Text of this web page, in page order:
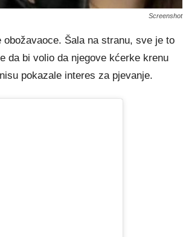
Screenshot
Šala na stranu, sve je to
da bi volio da njegove kćerke krenu
pokazale interes za pjevanje.